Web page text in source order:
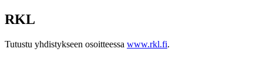
RKL
Tutustu yhdistykseen osoitteessa www.rkl.fi.